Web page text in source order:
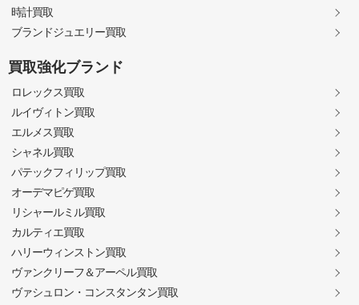
時計買取
ブランドジュエリー買取
買取強化ブランド
ロレックス買取
ルイヴィトン買取
エルメス買取
シャネル買取
パテックフィリップ買取
オーデマピゲ買取
リシャールミル買取
カルティエ買取
ハリーウィンストン買取
ヴァンクリーフ＆アーペル買取
ヴァシュロン・コンスタンタン買取